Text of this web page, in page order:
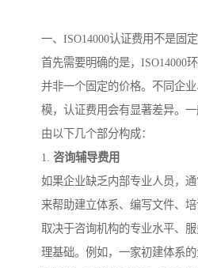
一、ISO14000认证费用不是固
首先需要明确的是，ISO14000
并非一个固定的价格。不同企
模，认证费用会有显著差异。
由以下几个部分构成：
1. 咨询辅导费用
如果企业缺乏内部专业人员，
来帮助建立体系、编写文件、
取决于咨询机构的专业水平、
理基础。例如，一家初建体系